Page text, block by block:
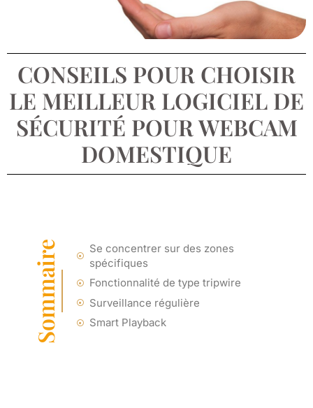
CONSEILS POUR CHOISIR
LE MEILLEUR LOGICIEL DE
SÉCURITÉ POUR WEBCAM
DOMESTIQUE
Sommaire
Se concentrer sur des zones
spécifiques
Fonctionnalité de type tripwire
Surveillance régulière
Smart Playback